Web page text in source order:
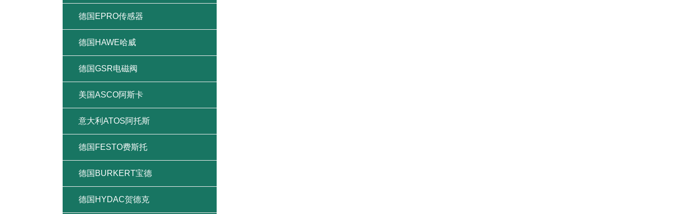
德国EPRO传感器
德国HAWE哈威
德国GSR电磁阀
美国ASCO阿斯卡
意大利ATOS阿托斯
德国FESTO费斯托
德国BURKERT宝德
德国HYDAC贺德克